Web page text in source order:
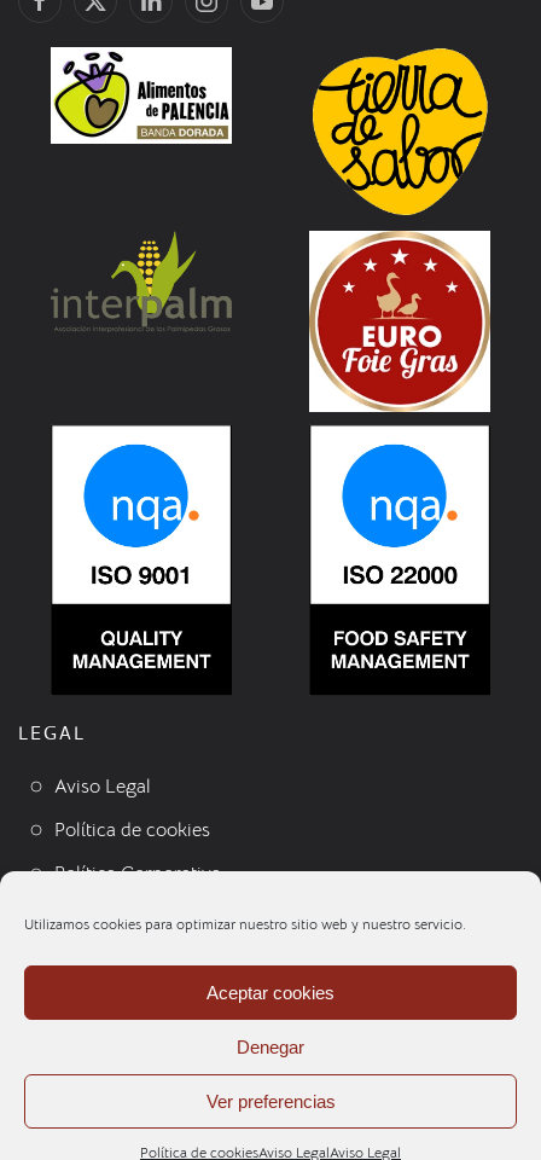
Utilizamos cookies para optimizar nuestro sitio web y nuestro servicio.
Aceptar cookies
Denegar
Ver preferencias
Política de cookiesAviso LegalAviso Legal
LEGAL
Aviso Legal
Política de cookies
Política Corporativa
Condiciones de venta
Contacto